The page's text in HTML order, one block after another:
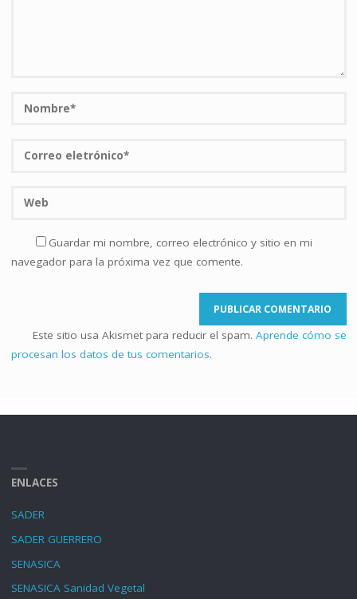
Guardar mi nombre, correo electrónico y sitio en mi
navegador para la próxima vez que comente.
Este sitio usa Akismet para reducir el spam. Aprende cómo se
procesan los datos de tus comentarios.
ENLACES
SADER
SADER GUERRERO
SENASICA
SENASICA Sanidad Vegetal